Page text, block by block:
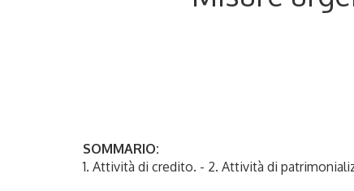
SOMMARIO:
1. Attività di credito. - 2. Attività di